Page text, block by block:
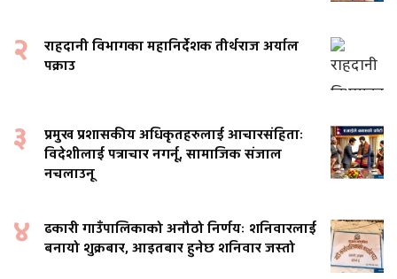
२
राहदानी विभागका महानिर्देशक तीर्थराज अर्याल
पक्राउ
३
प्रमुख प्रशासकीय अधिकृतहरुलाई आचारसंहिताः
विदेशीलाई पत्राचार नगर्नू, सामाजिक संजाल
नचलाउनू
४
ढकारी गाउँपालिकाको अनौठो निर्णयः शनिवारलाई
बनायो शुक्रबार, आइतबार हुनेछ शनिवार जस्तो